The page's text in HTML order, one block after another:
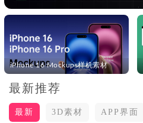
iPhone 16 Mockups样机素材
最新推荐
最新 3D素材 APP界面
15个app展示模板样机mockup
成套简约家具电商app ui .xd素材
电子门卡app ui设计 .xd素材
Waste废品回收APP界面设计素材
日程管理、任务管理、学生课
.sketch素材
2021-09-05